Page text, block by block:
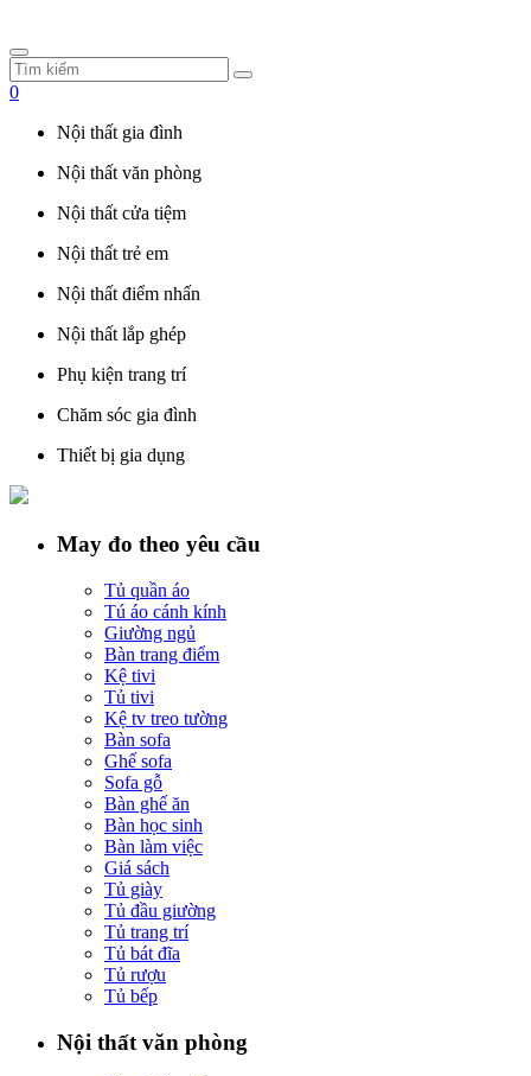
0
Nội thất gia đình
Nội thất văn phòng
Nội thất cửa tiệm
Nội thất trẻ em
Nội thất điểm nhấn
Nội thất lắp ghép
Phụ kiện trang trí
Chăm sóc gia đình
Thiết bị gia dụng
May đo theo yêu cầu
Tủ quần áo
Tú áo cánh kính
Giường ngủ
Bàn trang điểm
Kệ tivi
Tủ tivi
Kệ tv treo tường
Bàn sofa
Ghế sofa
Sofa gỗ
Bàn ghế ăn
Bàn học sinh
Bàn làm việc
Giá sách
Tủ giày
Tủ đầu giường
Tủ trang trí
Tủ bát đĩa
Tủ rượu
Tủ bếp
Nội thất văn phòng